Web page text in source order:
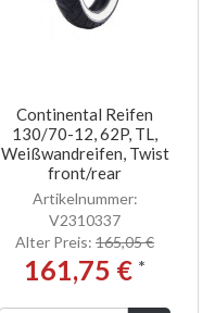
Continental Reifen
130/70-12, 62P, TL,
Weißwandreifen, Twist
front/rear
Artikelnummer:
V2310337
Alter Preis: 165,05 €
161,75 € *